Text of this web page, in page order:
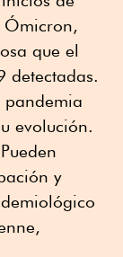
Ómicron,
que el
detectadas.
pandemia
evolución.
y